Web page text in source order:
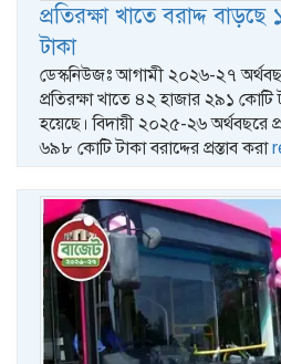
প্রতিরক্ষা খাতে বরাদ্দ
টাকা
ডেস্কনিউজঃ আগামী ২০২৬-২৭
প্রতিরক্ষা খাতে ৪২ হাজার ২৯১ কোটি
হয়েছে। বিদায়ী ২০২৫-২৬ অর্থবছরে
৬৯৮ কোটি টাকা বরাদ্দের প্রস্তাব করা